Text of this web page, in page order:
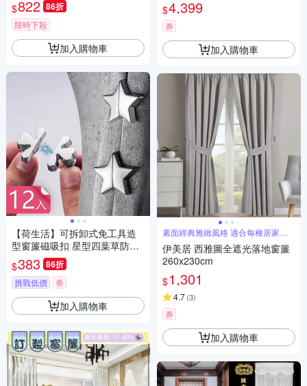
$822 86折
限時下殺
加入購物車
【荷生活】可拆卸式免工具造
型窗簾磁吸扣 星型四葉草防漏
光磁吸式固定器-12入組
$383 86折
挑戰低價 券
加入購物車
$4,399
券
加入購物車
素面經典雅緻風格 適合每種居家風
格
伊美居 西雅圖全遮光落地窗簾
260x230cm
$1,301
4.7(3)
券
加入購物車